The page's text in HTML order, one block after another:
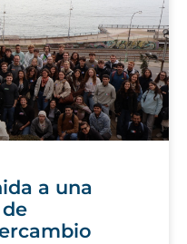
a una